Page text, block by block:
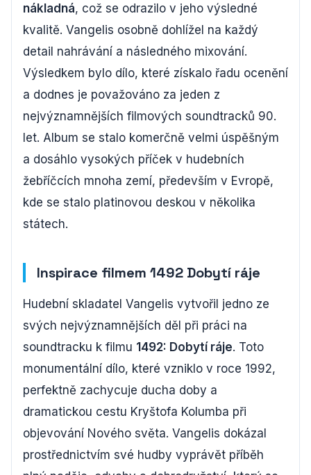
nákladná, což se odrazilo v jeho výsledné
kvalitě. Vangelis osobně dohlížel na každý
detail nahrávání a následného mixování.
Výsledkem bylo dílo, které získalo řadu ocenění
a dodnes je považováno za jeden z
nejvýznamnějších filmových soundtracků 90.
let. Album se stalo komerčně velmi úspěšným
a dosáhlo vysokých příček v hudebních
žebříčcích mnoha zemí, především v Evropě,
kde se stalo platinovou deskou v několika
státech.
Inspirace filmem 1492 Dobytí ráje
Hudební skladatel Vangelis vytvořil jedno ze
svých nejvýznamnějších děl při práci na
soundtracku k filmu 1492: Dobytí ráje. Toto
monumentální dílo, které vzniklo v roce 1992,
perfektně zachycuje ducha doby a
dramatickou cestu Kryštofa Kolumba při
objevování Nového světa. Vangelis dokázal
prostřednictvím své hudby vyprávět příběh